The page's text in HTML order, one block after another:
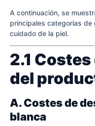
A continuación, se
principales categorías de
cuidado de la piel.
2.1
del
A. Costes de
blanca